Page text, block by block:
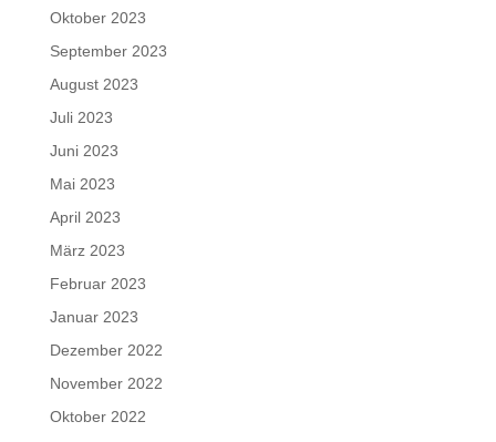
Oktober 2023
September 2023
August 2023
Juli 2023
Juni 2023
Mai 2023
April 2023
März 2023
Februar 2023
Januar 2023
Dezember 2022
November 2022
Oktober 2022